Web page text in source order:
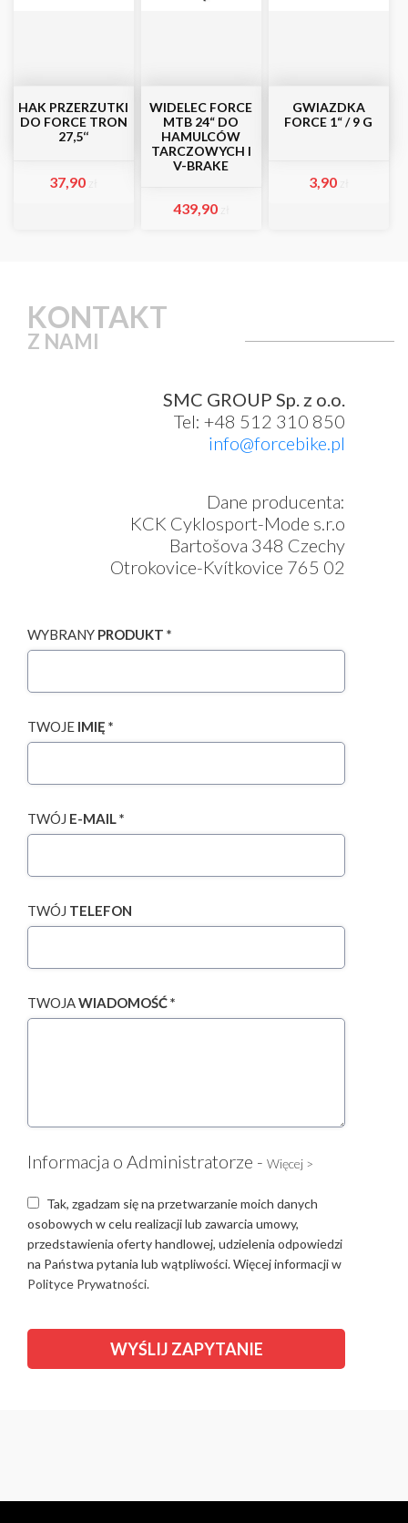
HAK PRZERZUTKI
DO FORCE TRON
27,5‘‘
37,90
WIDELEC FORCE
MTB 24“ DO
HAMULCÓW
TARCZOWYCH I
V-BRAKE
439,90
GWIAZDKA
FORCE 1“ / 9 G
3,90
KONTAKT
Z NAMI
SMC GROUP Sp. z o.o.
Tel: +48 512 310 850
info@forcebike.pl
Dane producenta:
KCK Cyklosport-Mode s.r.o
Bartošova 348 Czechy
Otrokovice-Kvítkovice 765 02
WYBRANY PRODUKT *
TWOJE IMIĘ *
TWÓJ E-MAIL *
TWÓJ TELEFON
TWOJAWIADOMOŚĆ *
Informacja o Administratorze - Więcej >
Tak, zgadzam się na przetwarzanie moich danych
osobowych w celu realizacji lub zawarcia umowy,
przedstawienia oferty handlowej, udzielenia odpowiedzi
na Państwa pytania lub wątpliwości. Więcej informacji w
Polityce Prywatności.